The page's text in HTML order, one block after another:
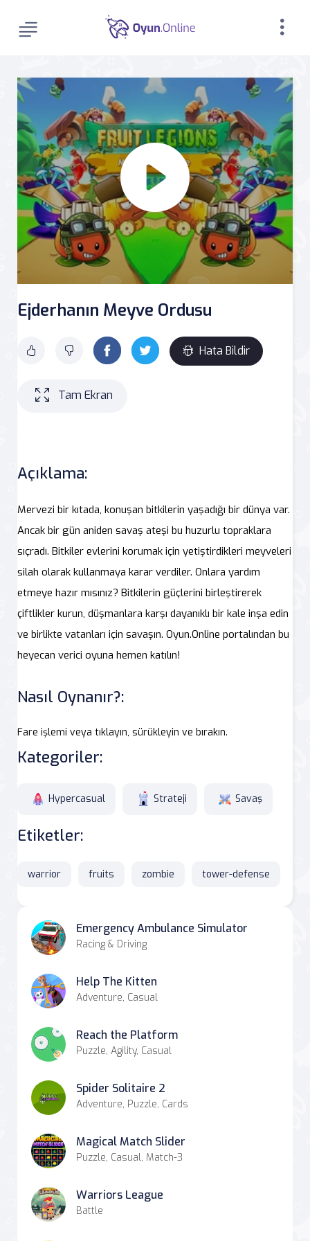
Ejderhanın Meyve Ordusu
Hata Bildir
Tam Ekran
Açıklama:
Mervezi bir kıtada, konuşan bitkilerin yaşadığı bir dünya var.
Ancak bir gün aniden savaş ateşi bu huzurlu topraklara
sıçradı. Bitkiler evlerini korumak için yetiştirdikleri meyveleri
silah olarak kullanmaya karar verdiler. Onlara yardım
etmeye hazır mısınız? Bitkilerin güçlerini birleştirerek
çiftlikler kurun, düşmanlara karşı dayanıklı bir kale inşa edin
ve birlikte vatanları için savaşın. Oyun.Online portalından bu
heyecan verici oyuna hemen katılın!
Nasıl Oynanır?:
Fare işlemi veya tıklayın, sürükleyin ve bırakın.
Kategoriler:
Hypercasual Strateji Savaş
Etiketler:
warrior fruits zombie tower-defense
Emergency Ambulance Simulator
Racing & Driving
Help The Kitten
Adventure, Casual
Reach the Platform
Puzzle, Agility, Casual
Spider Solitaire 2
Adventure, Puzzle, Cards
Magical Match Slider
Puzzle, Casual, Match-3
Warriors League
Battle